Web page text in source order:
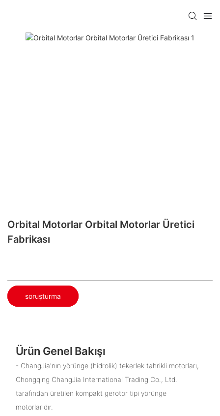
Orbital Motorlar Orbital Motorlar Üretici
Fabrikası
soruşturma
Ürün Genel Bakışı
- ChangJia'nın yörünge (hidrolik) tekerlek tahrikli motorları,
Chongqing ChangJia International Trading Co., Ltd.
tarafından üretilen kompakt gerotor tipi yörünge
motorlarıdır.